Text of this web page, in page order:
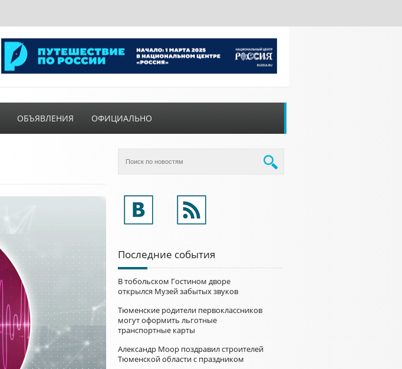
ОБЪЯВЛЕНИЯ ОФИЦИАЛЬНО
Последние события
В тобольском Гостином дворе
открылся Музей забытых звуков
Тюменские родители первоклассников
могут оформить льготные
транспортные карты
Александр Моор поздравил строителей
Тюменской области с праздником